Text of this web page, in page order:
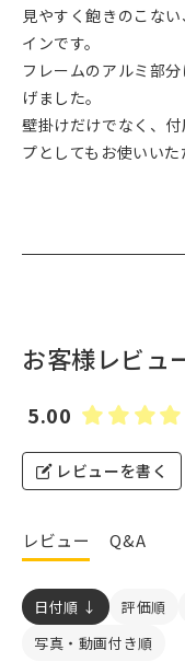
見やすく飽きのこな
インです。
フレームのアルミ部
げました。
壁掛けだけでなく、
プとしてもお使いいた
お客様レビュ
5.00
レビューを書く
レビュー Q&A
日付順 ↓ 評価順
写真・動画付き順